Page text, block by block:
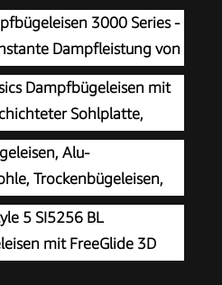
3000 Series -
Dampfleistung von
Dampfstoß,
Lila/Weiß
Dampfbügeleisen mit
Sohlplatte,
kontinuierlicher Dampf,
Alu-
Trockenbügeleisen,
1200 W, BA 3211
5 SI5256 BL
mit FreeGlide 3D